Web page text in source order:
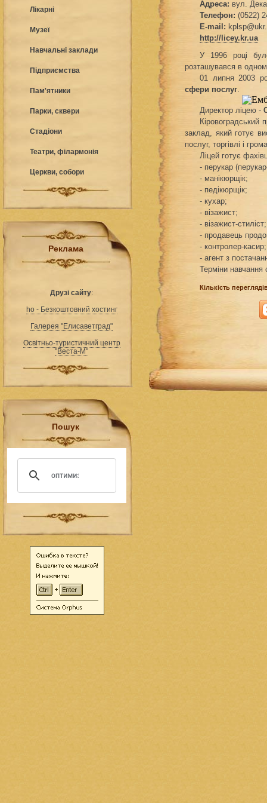
Лікарні
Музеї
Навчальні заклади
Підприємства
Пам'ятники
Парки, сквери
Стадіони
Театри, філармонія
Церкви, собори
Реклама
Друзі сайту:
ho - Безкоштовний хостинг
Галерея "Елисаветград"
Освітньо-туристичний центр
"Веста-М"
Пошук
Адреса: вул.
Телефон: (0522)
E-mail:
http://licey.kr.ua
У 1996 році
розташувався в
01 липня 2003
сфери послуг.
Директор ліцею -
Кіровоградський
заклад, який готує
послуг, торгівлі і
Ліцей готує
- перукар
- манікюрщік;
- педікюрщік;
- кухар;
- візажист;
- візажист-стиліст;
- продавець
- контролер-касир;
- агент з
Терміни
Кількість